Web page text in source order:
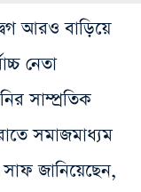
আরও বাড়িয়ে
নেতা
সাম্প্রতিক
সমাজমাধ্যম
জানিয়েছেন,